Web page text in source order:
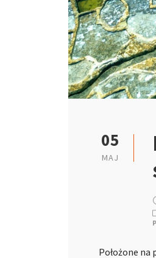
05
MAJ
Położone na